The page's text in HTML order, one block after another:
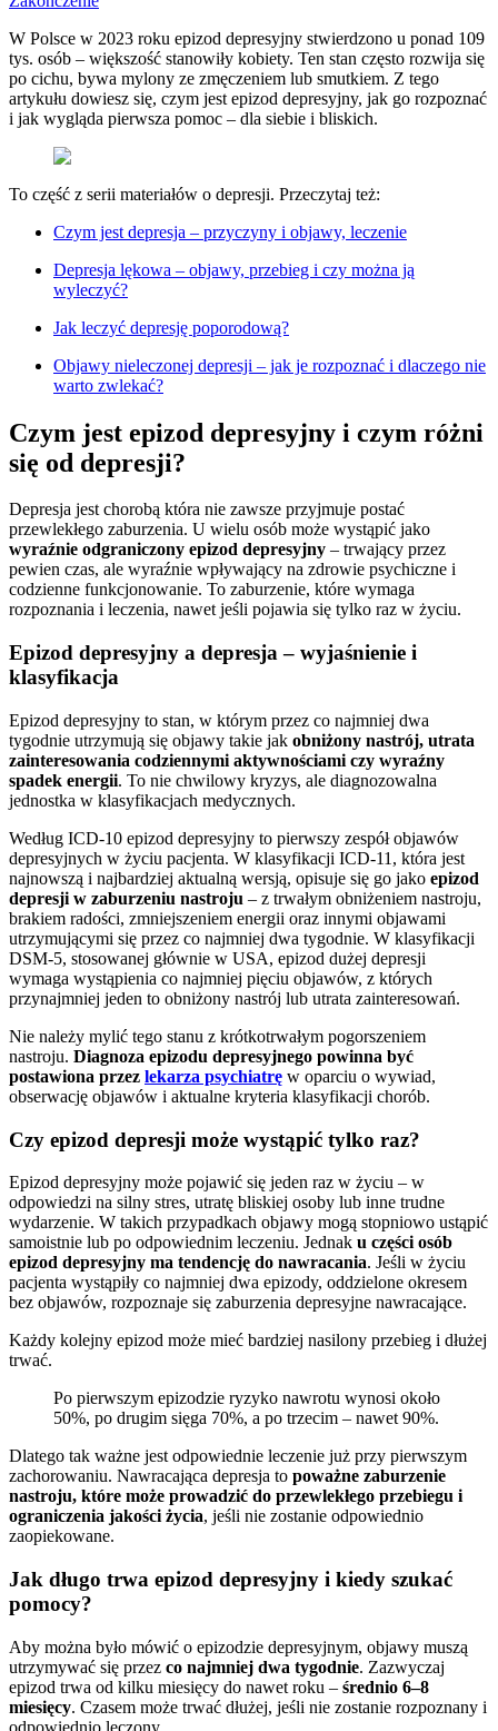
W Polsce w 2023 roku epizod depresyjny stwierdzono u ponad 109
tys. osób – większość stanowiły kobiety. Ten stan często rozwija się
po cichu, bywa mylony ze zmęczeniem lub smutkiem. Z tego
artykułu dowiesz się, czym jest epizod depresyjny, jak go rozpoznać
i jak wygląda pierwsza pomoc – dla siebie i bliskich.
To część z serii materiałów o depresji. Przeczytaj też:
Czym jest depresja – przyczyny i objawy, leczenie
Depresja lękowa – objawy, przebieg i czy można ją
wyleczyć?
Jak leczyć depresję poporodową?
Objawy nieleczonej depresji – jak je rozpoznać i dlaczego nie
warto zwlekać?
Czym jest epizod depresyjny i czym różni
się od depresji?
Depresja jest chorobą która nie zawsze przyjmuje postać
przewlekłego zaburzenia. U wielu osób może wystąpić jako
wyraźnie odgraniczony epizod depresyjny – trwający przez
pewien czas, ale wyraźnie wpływający na zdrowie psychiczne i
codzienne funkcjonowanie. To zaburzenie, które wymaga
rozpoznania i leczenia, nawet jeśli pojawia się tylko raz w życiu.
Epizod depresyjny a depresja – wyjaśnienie i
klasyfikacja
Epizod depresyjny to stan, w którym przez co najmniej dwa
tygodnie utrzymują się objawy takie jak obniżony nastrój, utrata
zainteresowania codziennymi aktywnościami czy wyraźny
spadek energii. To nie chwilowy kryzys, ale diagnozowalna
jednostka w klasyfikacjach medycznych.
Według ICD-10 epizod depresyjny to pierwszy zespół objawów
depresyjnych w życiu pacjenta. W klasyfikacji ICD-11, która jest
najnowszą i najbardziej aktualną wersją, opisuje się go jako epizod
depresji w zaburzeniu nastroju – z trwałym obniżeniem nastroju,
brakiem radości, zmniejszeniem energii oraz innymi objawami
utrzymującymi się przez co najmniej dwa tygodnie. W klasyfikacji
DSM-5, stosowanej głównie w USA, epizod dużej depresji
wymaga wystąpienia co najmniej pięciu objawów, z których
przynajmniej jeden to obniżony nastrój lub utrata zainteresowań.
Nie należy mylić tego stanu z krótkotrwałym pogorszeniem
nastroju. Diagnoza epizodu depresyjnego powinna być
postawiona przez lekarza psychiatrę w oparciu o wywiad,
obserwację objawów i aktualne kryteria klasyfikacji chorób.
Czy epizod depresji może wystąpić tylko raz?
Epizod depresyjny może pojawić się jeden raz w życiu – w
odpowiedzi na silny stres, utratę bliskiej osoby lub inne trudne
wydarzenie. W takich przypadkach objawy mogą stopniowo ustąpić
samoistnie lub po odpowiednim leczeniu. Jednak u części osób
epizod depresyjny ma tendencję do nawracania. Jeśli w życiu
pacjenta wystąpiły co najmniej dwa epizody, oddzielone okresem
bez objawów, rozpoznaje się zaburzenia depresyjne nawracające.
Każdy kolejny epizod może mieć bardziej nasilony przebieg i dłużej
trwać.
Po pierwszym epizodzie ryzyko nawrotu wynosi około
50%, po drugim sięga 70%, a po trzecim – nawet 90%.
Dlatego tak ważne jest odpowiednie leczenie już przy pierwszym
zachorowaniu. Nawracająca depresja to poważne zaburzenie
nastroju, które może prowadzić do przewlekłego przebiegu i
ograniczenia jakości życia, jeśli nie zostanie odpowiednio
zaopiekowane.
Jak długo trwa epizod depresyjny i kiedy szukać
pomocy?
Aby można było mówić o epizodzie depresyjnym, objawy muszą
utrzymywać się przez co najmniej dwa tygodnie. Zazwyczaj
epizod trwa od kilku miesięcy do nawet roku – średnio 6–8
miesięcy. Czasem może trwać dłużej, jeśli nie zostanie rozpoznany i
odpowiednio leczony.